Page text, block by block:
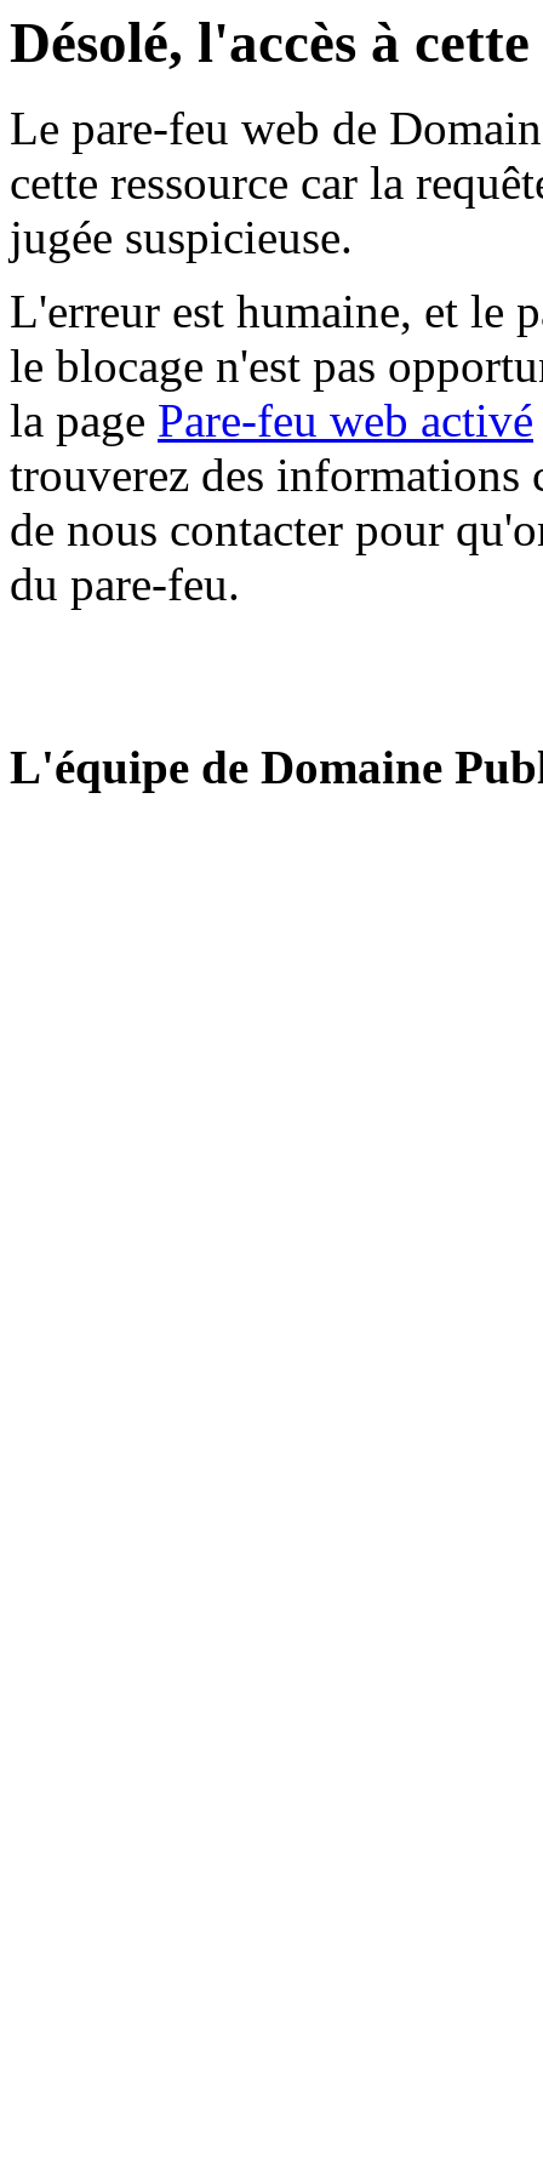
Désolé, l'accès à
Le pare-feu web de
cette ressource car la
jugée suspicieuse.
L'erreur est humaine, et le
le blocage n'est pas
la page Pare-feu web activé
trouverez des informations
de nous contacter pour
du pare-feu.
L'équipe de Domaine